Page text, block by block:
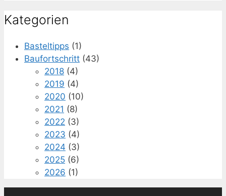
Kategorien
Basteltipps (1)
Baufortschritt (43)
2018 (4)
2019 (4)
2020 (10)
2021 (8)
2022 (3)
2023 (4)
2024 (3)
2025 (6)
2026 (1)